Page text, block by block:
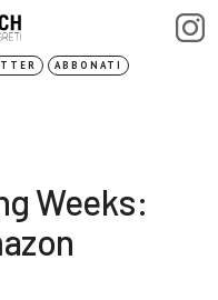
ABBONATI
Weeks: